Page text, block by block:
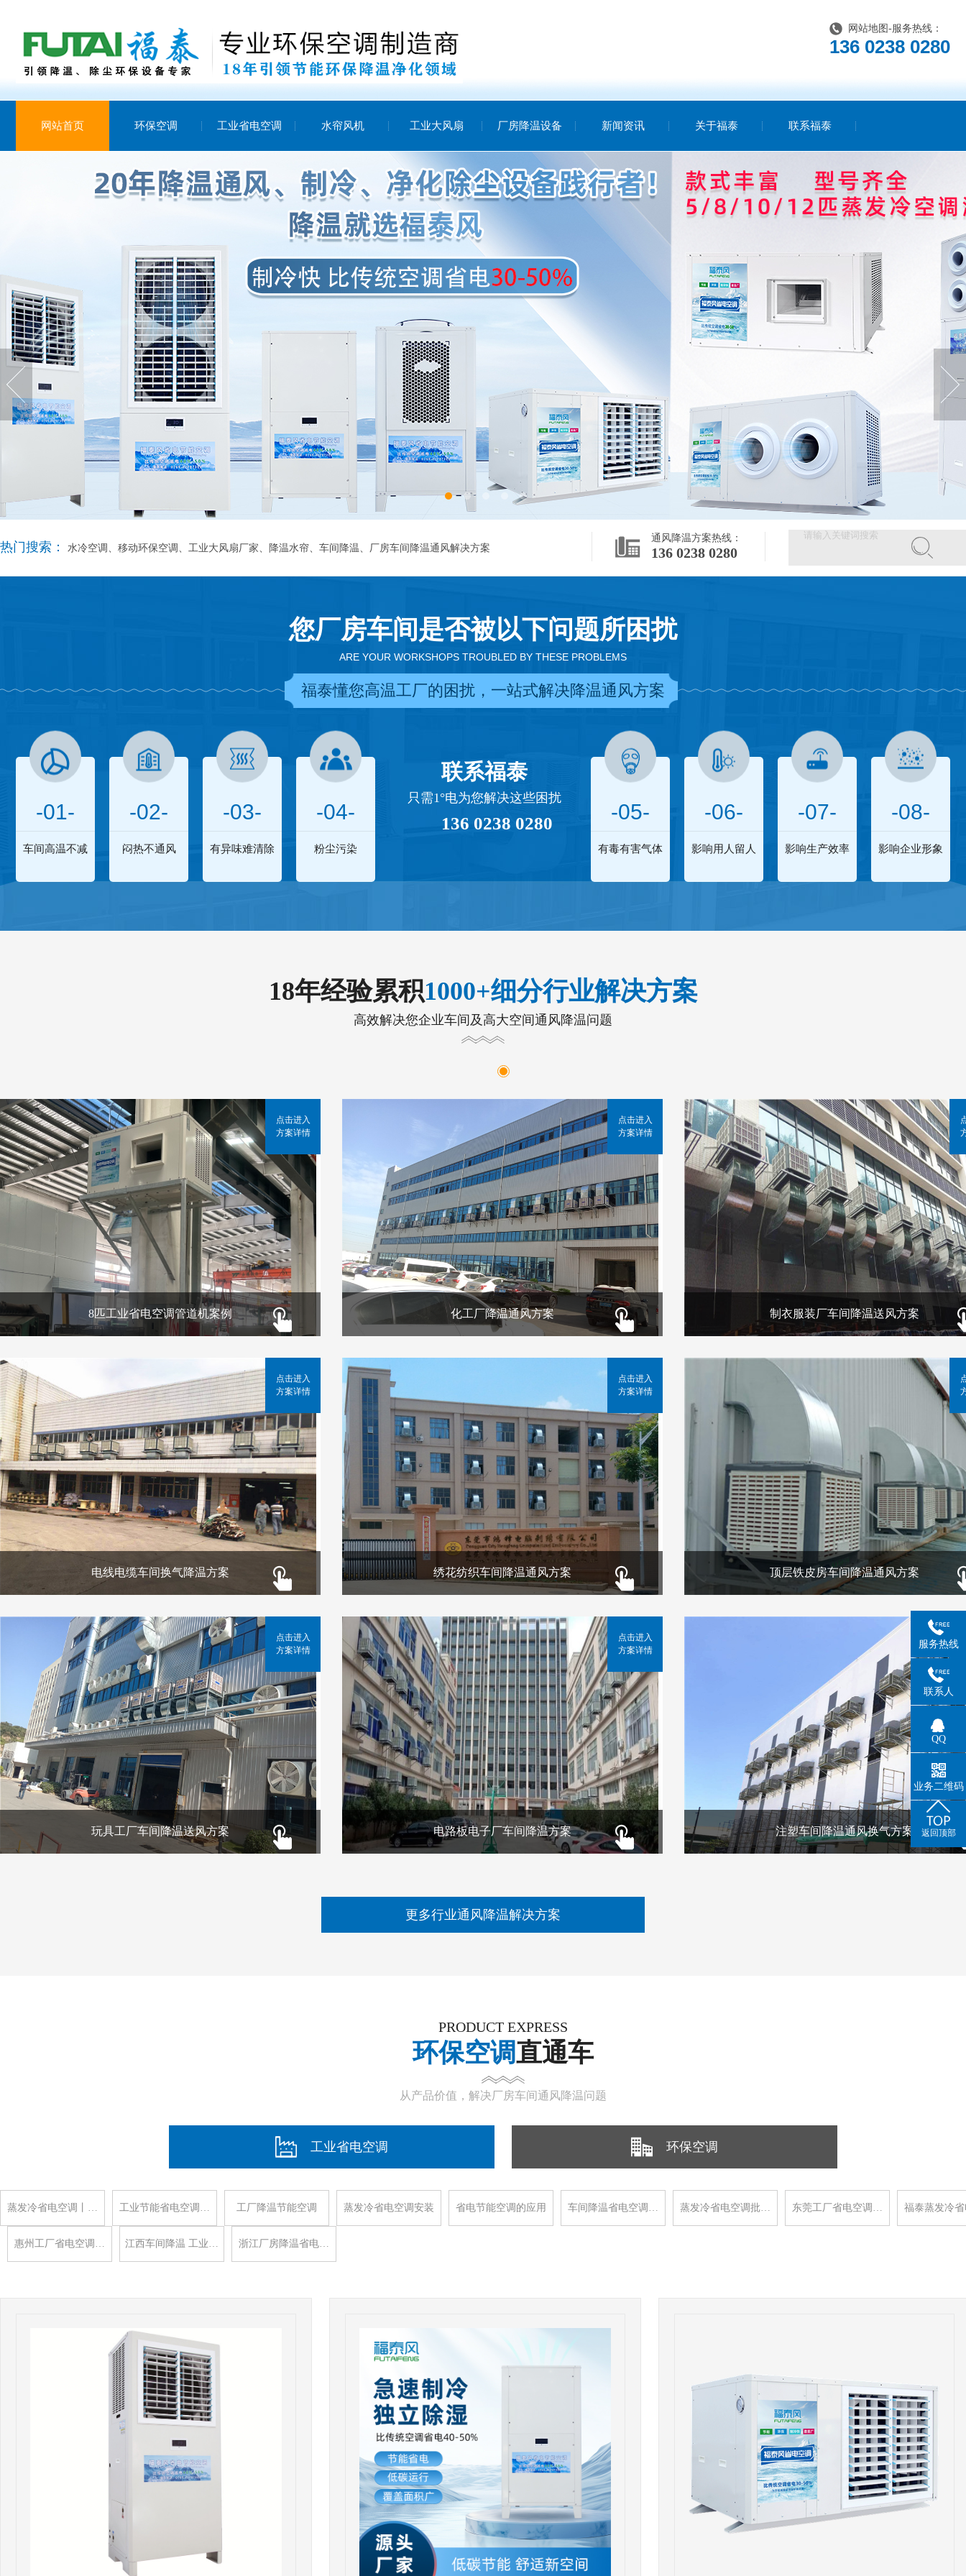
网站地图 -服务热线：
136 0238 0280
网站首页 环保空调 工业省电空调 水帘风机 工业大风扇 厂房降温设备 新闻资讯 关于福泰 联系福泰
热门搜索： 水冷空调、移动环保空调、工业大风扇厂家、降温水帘、车间降温、厂房车间降温通风解决方案
通风降温方案热线：
136 0238 0280
您厂房车间是否被以下问题所困扰
ARE YOUR WORKSHOPS TROUBLED BY THESE PROBLEMS
福泰懂您高温工厂的困扰，一站式解决降温通风方案
-01-
车间高温不减
-02-
闷热不通风
-03-
有异味难清除
-04-
粉尘污染
联系福泰
只需1°电为您解决这些困扰
136 0238 0280 -05-
有毒有害气体
-06-
影响用人留人
-07-
影响生产效率
-08-
影响企业形象
18年经验累积1000+细分行业解决方案
高效解决您企业车间及高大空间通风降温问题
8匹工业省电空调管道机案例
点击进入
方案详情
化工厂降温通风方案
点击进入
方案详情
制衣服装厂车间降温送风方案
电线电缆车间换气降温方案
点击进入
方案详情
绣花纺织车间降温通风方案
点击进入
方案详情
顶层铁皮房车间降温通风方案
玩具工厂车间降温送风方案
点击进入
方案详情
电路板电子厂车间降温方案
点击进入
方案详情
注塑车间降温通风换气方案
更多行业通风降温解决方案
PRODUCT EXPRESS
环保空调直通车
从产品价值，解决厂房车间通风降温问题
工业省电空调 环保空调
蒸发冷省电空调丨… 工业节能省电空调… 工厂降温节能空调 蒸发冷省电空调安装 省电节能空调的应用 车间降温省电空调… 蒸发冷省电空调批… 东莞工厂省电空调… 福泰蒸发冷
惠州工厂省电空调… 江西车间降温 工业… 浙江厂房降温省电…
服务热线
联系人
QQ
业务二维码
返回顶部